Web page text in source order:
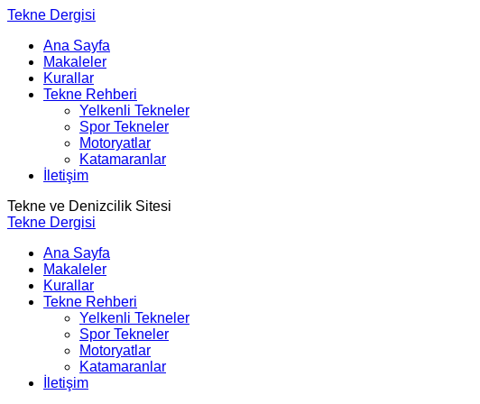
Tekne Dergisi
Ana Sayfa
Makaleler
Kurallar
Tekne Rehberi
Yelkenli Tekneler
Spor Tekneler
Motoryatlar
Katamaranlar
İletişim
Tekne ve Denizcilik Sitesi
Tekne Dergisi
Ana Sayfa
Makaleler
Kurallar
Tekne Rehberi
Yelkenli Tekneler
Spor Tekneler
Motoryatlar
Katamaranlar
İletişim